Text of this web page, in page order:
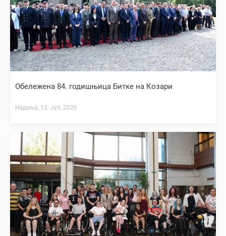
Обележена 84. годишњица Битке на Козари
Недеља, 12. Јул, 2026